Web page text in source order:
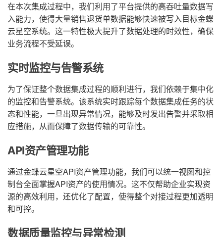
在本次集成过程中，我们利用了平台提供的高吞吐量数据写
入能力，使得大量销售退货单数据能够快速被写入目标金蝶
云星空系统。这一特性极大提升了数据处理的时效性，确保
业务流程不受延误。
实时监控与告警系统
为了保证整个数据集成过程的顺利进行，我们依赖于集中化
的监控和告警系统。该系统实时跟踪每个数据集成任务的状
态和性能，一旦出现异常情况，能够及时发出告警并采取相
应措施，从而保障了数据传输的可靠性。
API资产管理功能
通过金蝶云星空API资产管理功能，我们可以统一视图和控
制台全面掌握API资产的使用情况。这不仅帮助企业实现资
源的高效利用，还优化了配置，使得整个对接过程更加透明
和可控。
数据质量监控与异常检测